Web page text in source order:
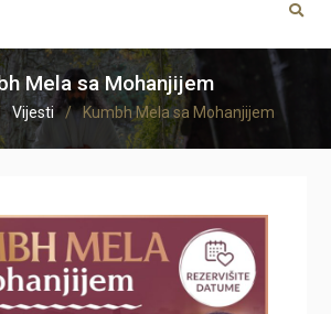
Mela sa Mohanjijem
Vijesti Kumbh Mela sa Mohanjijem